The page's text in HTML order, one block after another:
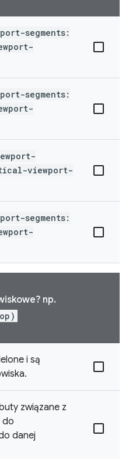
segments:
segments:
viewport-
segments:
np.
i są
związane z
do
danej